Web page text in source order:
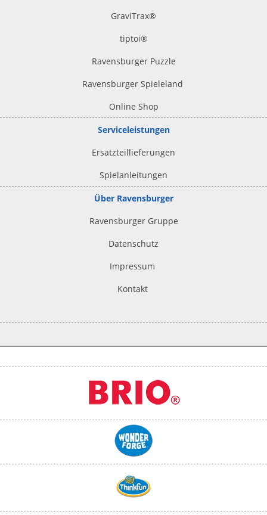
GraviTrax®
tiptoi®
Ravensburger Puzzle
Ravensburger Spieleland
Online Shop
Serviceleistungen
Ersatzteillieferungen
Spielanleitungen
Über Ravensburger
Ravensburger Gruppe
Datenschutz
Impressum
Kontakt